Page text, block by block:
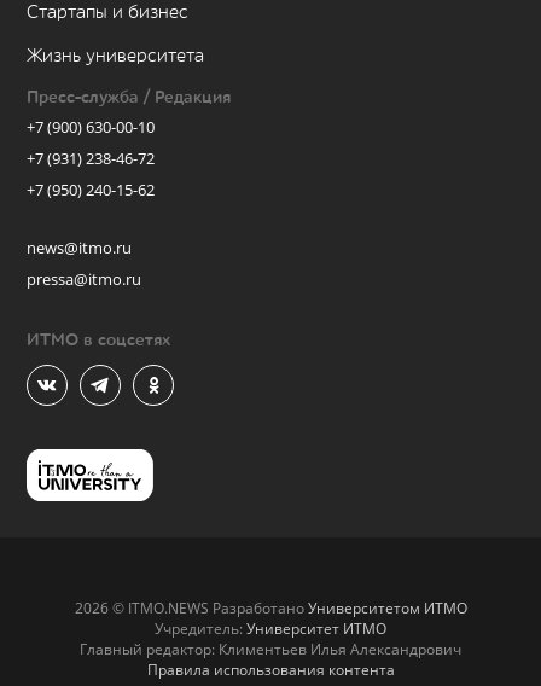
Стартапы и бизнес
Жизнь университета
Пресс-служба / Редакция
+7 (900) 630-00-10
+7 (931) 238-46-72
+7 (950) 240-15-62
news@itmo.ru
pressa@itmo.ru
ИТМО в соцсетях
2026 © ITMO.NEWS РазработаноУниверситетом ИТМО
Учредитель: Университет ИТМО
Главный редактор: Климентьев Илья Александрович
Правила использования контента